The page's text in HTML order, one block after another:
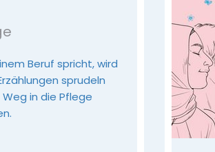
Beruf spricht, wird
sprudeln
in die Pflege